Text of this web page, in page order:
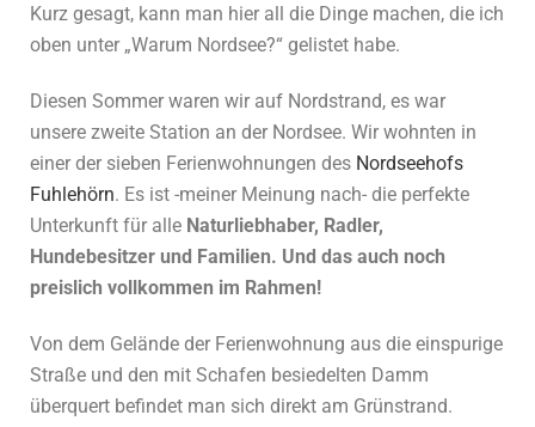
Kurz gesagt, kann man hier all die Dinge machen, die ich
oben unter „Warum Nordsee?“ gelistet habe.
Diesen Sommer waren wir auf Nordstrand, es war
unsere zweite Station an der Nordsee. Wir wohnten in
einer der sieben Ferienwohnungen des Nordseehofs
Fuhlehörn. Es ist -meiner Meinung nach- die perfekte
Unterkunft für alle Naturliebhaber, Radler,
Hundebesitzer und Familien. Und das auch noch
preislich vollkommen im Rahmen!
Von dem Gelände der Ferienwohnung aus die einspurige
Straße und den mit Schafen besiedelten Damm
überquert befindet man sich direkt am Grünstrand.